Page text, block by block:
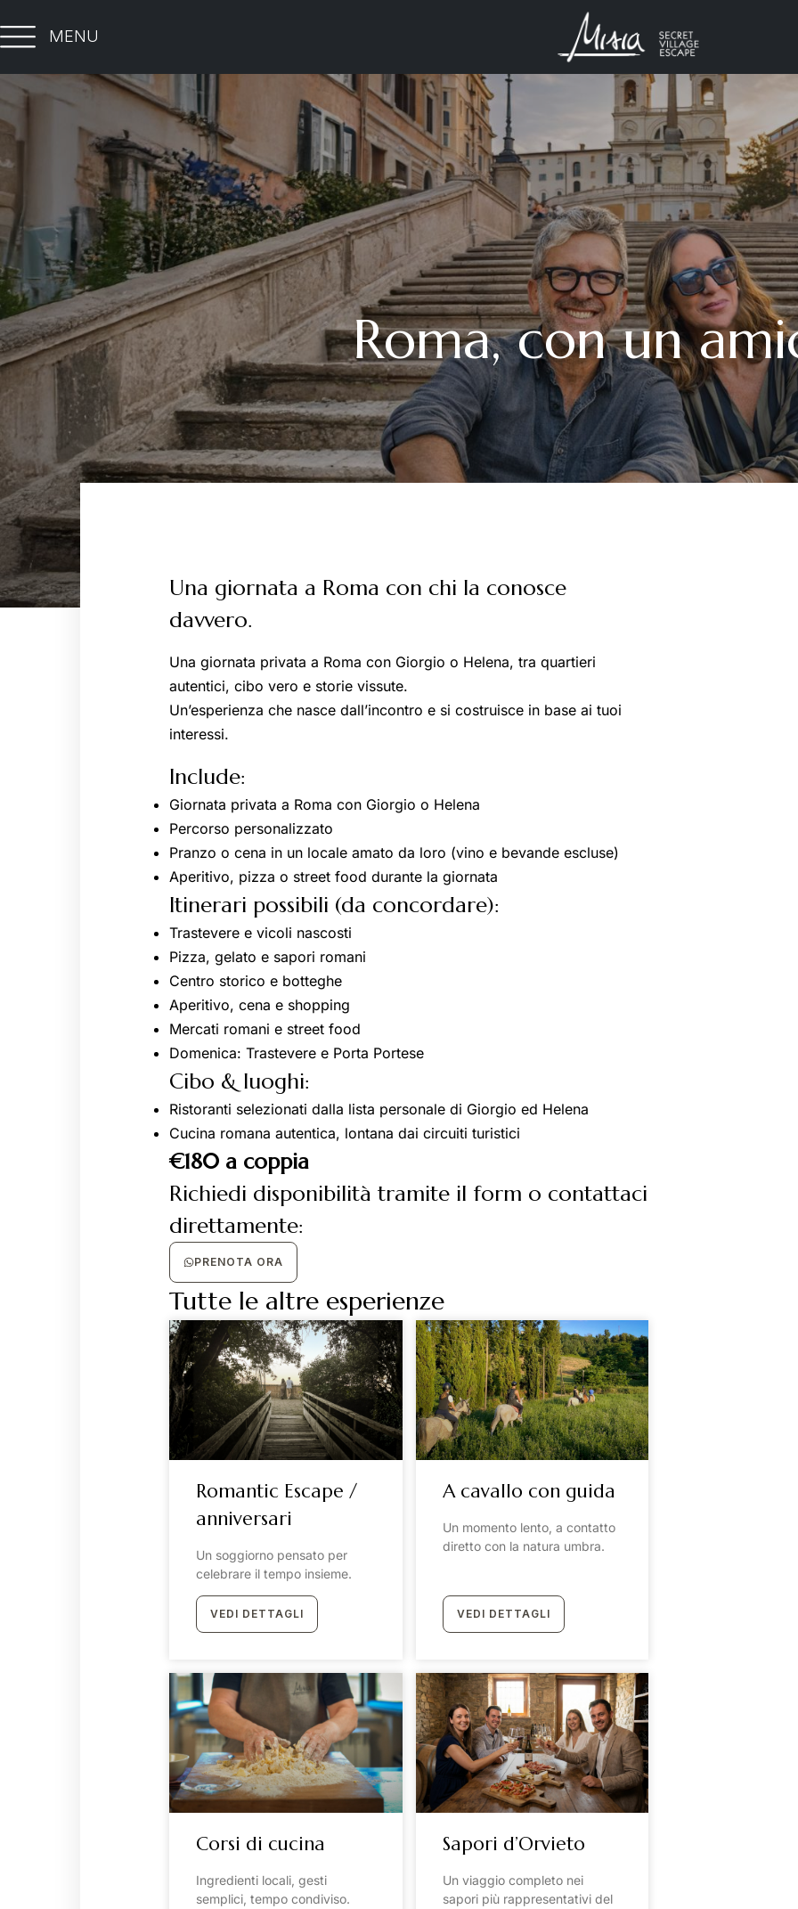
MENU
Roma, con un
Una giornata a Roma con chi la conosce
davvero.
Una giornata privata a Roma con Giorgio o Helena, tra quartieri
autentici, cibo vero e storie vissute.
Un’esperienza che nasce dall’incontro e si costruisce in base ai tuoi
interessi.
Include:
Giornata privata a Roma con Giorgio o Helena
Percorso personalizzato
Pranzo o cena in un locale amato da loro (vino e bevande escluse)
Aperitivo, pizza o street food durante la giornata
Itinerari possibili (da concordare):
Trastevere e vicoli nascosti
Pizza, gelato e sapori romani
Centro storico e botteghe
Aperitivo, cena e shopping
Mercati romani e street food
Domenica: Trastevere e Porta Portese
Cibo & luoghi:
Ristoranti selezionati dalla lista personale di Giorgio ed Helena
Cucina romana autentica, lontana dai circuiti turistici
€180 a coppia
Richiedi disponibilità tramite il form o contattaci
direttamente:
PRENOTA ORA
Tutte le altre esperienze
Romantic Escape /
anniversari
Un soggiorno pensato per
celebrare il tempo insieme.
VEDI DETTAGLI
A cavallo con guida
Un momento lento, a contatto
diretto con la natura umbra.
VEDI DETTAGLI
Corsi di cucina
Ingredienti locali, gesti
semplici, tempo condiviso.
Sapori d’Orvieto
Un viaggio completo nei
sapori più rappresentativi del
MENU
Il rifugio nel borgo
Tutte le camere
Suite Deluxe
Suite con balcone
Suite Standard
Junior Suite
Misia - Secret village escape
La nostra storia
Offerte
I nostri eventi
Gallery
Contatti